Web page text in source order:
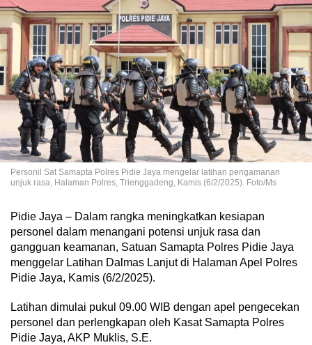
Personil Sat Samapta Polres Pidie Jaya mengelar latihan pengamanan
unjuk rasa, Halaman Polres, Trienggadeng, Kamis (6/2/2025). Foto/Ms
Pidie Jaya – Dalam rangka meningkatkan kesiapan
personel dalam menangani potensi unjuk rasa dan
gangguan keamanan, Satuan Samapta Polres Pidie Jaya
menggelar Latihan Dalmas Lanjut di Halaman Apel Polres
Pidie Jaya, Kamis (6/2/2025).
Latihan dimulai pukul 09.00 WIB dengan apel pengecekan
personel dan perlengkapan oleh Kasat Samapta Polres
Pidie Jaya, AKP Muklis, S.E.